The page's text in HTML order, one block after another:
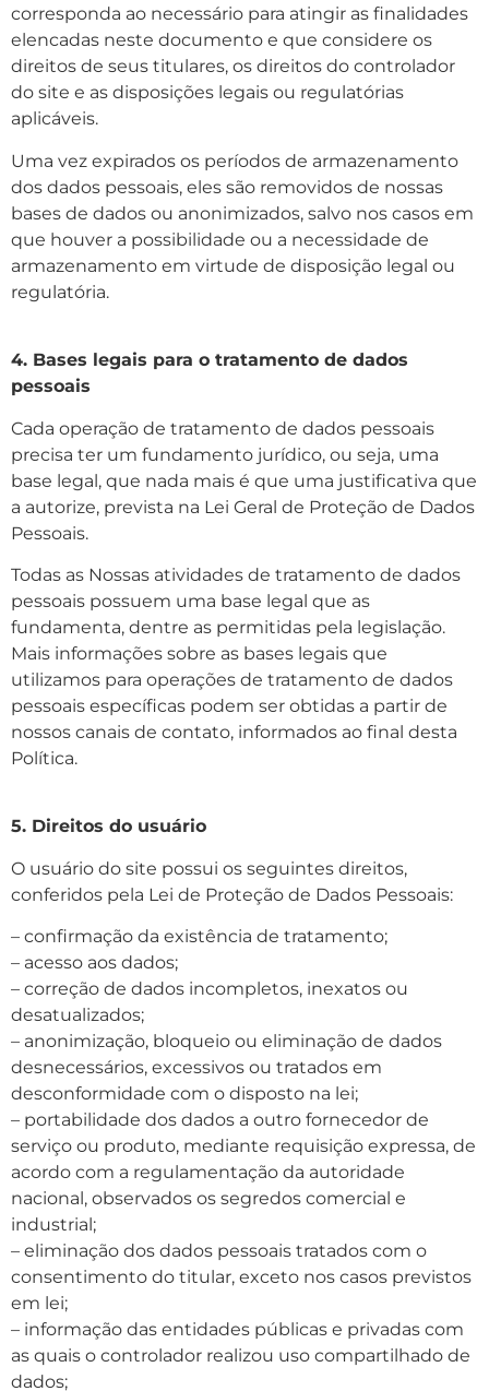
corresponda ao necessário para atingir as finalidades
elencadas neste documento e que considere os
direitos de seus titulares, os direitos do controlador
do site e as disposições legais ou regulatórias
aplicáveis.
Uma vez expirados os períodos de armazenamento
dos dados pessoais, eles são removidos de nossas
bases de dados ou anonimizados, salvo nos casos em
que houver a possibilidade ou a necessidade de
armazenamento em virtude de disposição legal ou
regulatória.
4. Bases legais para o tratamento de dados
pessoais
Cada operação de tratamento de dados pessoais
precisa ter um fundamento jurídico, ou seja, uma
base legal, que nada mais é que uma justificativa que
a autorize, prevista na Lei Geral de Proteção de Dados
Pessoais.
Todas as Nossas atividades de tratamento de dados
pessoais possuem uma base legal que as
fundamenta, dentre as permitidas pela legislação.
Mais informações sobre as bases legais que
utilizamos para operações de tratamento de dados
pessoais específicas podem ser obtidas a partir de
nossos canais de contato, informados ao final desta
Política.
5. Direitos do usuário
O usuário do site possui os seguintes direitos,
conferidos pela Lei de Proteção de Dados Pessoais:
– confirmação da existência de tratamento;
– acesso aos dados;
– correção de dados incompletos, inexatos ou
desatualizados;
– anonimização, bloqueio ou eliminação de dados
desnecessários, excessivos ou tratados em
desconformidade com o disposto na lei;
– portabilidade dos dados a outro fornecedor de
serviço ou produto, mediante requisição expressa, de
acordo com a regulamentação da autoridade
nacional, observados os segredos comercial e
industrial;
– eliminação dos dados pessoais tratados com o
consentimento do titular, exceto nos casos previstos
em lei;
– informação das entidades públicas e privadas com
as quais o controlador realizou uso compartilhado de
dados;